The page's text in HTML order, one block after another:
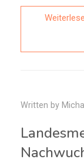
Written by